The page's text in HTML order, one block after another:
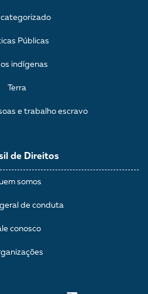
de Direitos
somos
de conduta
conosco
categorizado
Públicas
indígenas
Terra
e trabalho escravo